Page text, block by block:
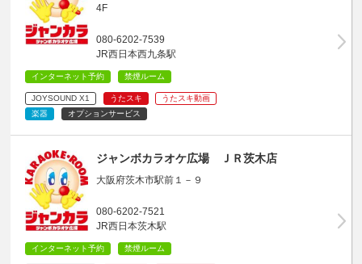
4F
080-6202-7539
JR西日本西九条駅
インターネット予約 禁煙ルーム
JOYSOUND X1 うたスキ
うたスキ動画
楽器
オプションサービス
ジャンボカラオケ広場 ＪＲ茨木店
大阪府茨木市駅前１－９
080-6202-7521
JR西日本茨木駅
インターネット予約 禁煙ルーム